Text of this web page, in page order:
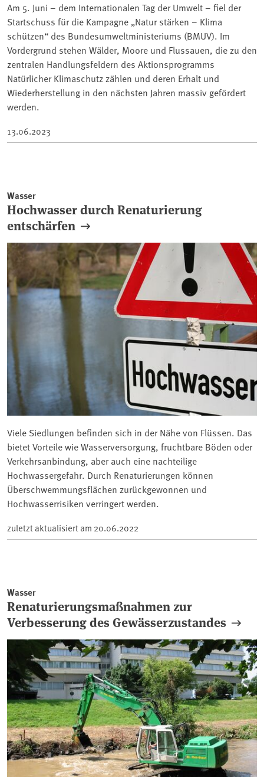
Am 5. Juni – dem Internationalen Tag der Umwelt – fiel der
Startschuss für die Kampagne „Natur stärken – Klima
schützen“ des Bundesumweltministeriums (BMUV). Im
Vordergrund stehen Wälder, Moore und Flussauen, die zu den
zentralen Handlungsfeldern des Aktionsprogramms
Natürlicher Klimaschutz zählen und deren Erhalt und
Wiederherstellung in den nächsten Jahren massiv gefördert
werden.
13.06.2023
Wasser
Hochwasser durch Renaturierung
entschärfen
Viele Siedlungen befinden sich in der Nähe von Flüssen. Das
bietet Vorteile wie Wasserversorgung, fruchtbare Böden oder
Verkehrsanbindung, aber auch eine nachteilige
Hochwassergefahr. Durch Renaturierungen können
Überschwemmungsflächen zurückgewonnen und
Hochwasserrisiken verringert werden.
zuletzt aktualisiert am 20.06.2022
Wasser
Renaturierungsmaßnahmen zur
Verbesserung des Gewässerzustandes